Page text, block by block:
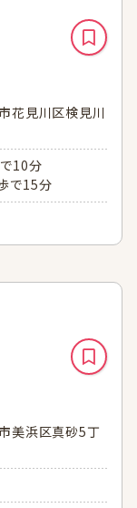
花見川区検見川
10分
で15分
美浜区真砂5丁